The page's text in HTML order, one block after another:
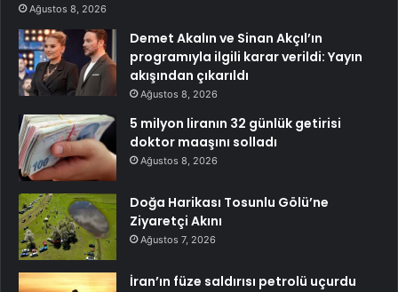
Ağustos 8, 2026
Demet Akalın ve Sinan Akçıl’ın
programıyla ilgili karar verildi: Yayın
akışından çıkarıldı
Ağustos 8, 2026
5 milyon liranın 32 günlük getirisi
doktor maaşını solladı
Ağustos 8, 2026
Doğa Harikası Tosunlu Gölü’ne
Ziyaretçi Akını
Ağustos 7, 2026
İran’ın füze saldırısı petrolü uçurdu